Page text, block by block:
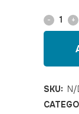
Manoplas
para
SKU: N/